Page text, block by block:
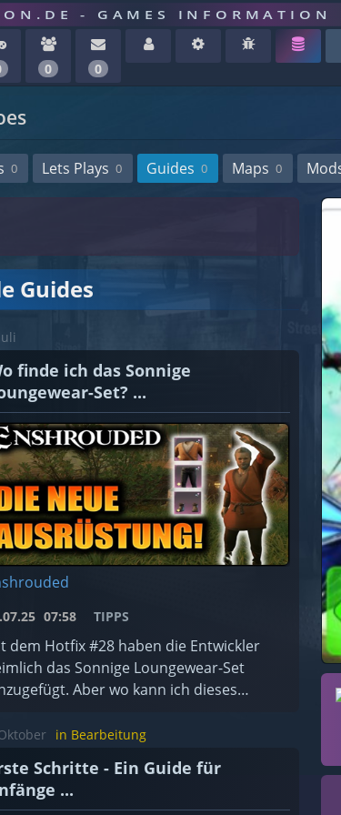
- GAMES INFORMATION
0 0
0 Lets Plays 0 Guides 0 Maps 0
Guides
finde ich das Sonnige
Set? ...
07:58 TIPPS
dem Hotfix #28 haben die Entwickler
das Sonnige Loungewear-Set
Aber wo kann ich dieses
in Bearbeitung
Schritte - Ein Guide für
...